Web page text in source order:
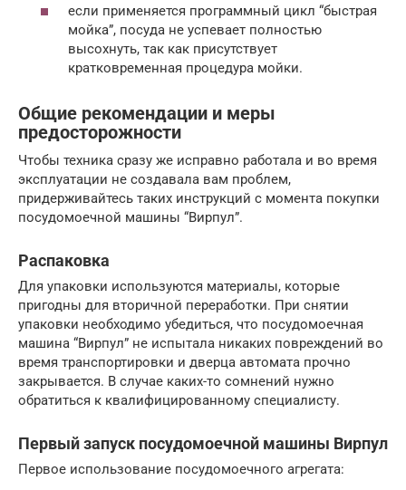
если применяется программный цикл “быстрая
мойка”, посуда не успевает полностью
высохнуть, так как присутствует
кратковременная процедура мойки.
Общие рекомендации и меры
предосторожности
Чтобы техника сразу же исправно работала и во время
эксплуатации не создавала вам проблем,
придерживайтесь таких инструкций с момента покупки
посудомоечной машины “Вирпул”.
Распаковка
Для упаковки используются материалы, которые
пригодны для вторичной переработки. При снятии
упаковки необходимо убедиться, что посудомоечная
машина “Вирпул” не испытала никаких повреждений во
время транспортировки и дверца автомата прочно
закрывается. В случае каких-то сомнений нужно
обратиться к квалифицированному специалисту.
Первый запуск посудомоечной машины Вирпул
Первое использование посудомоечного агрегата: